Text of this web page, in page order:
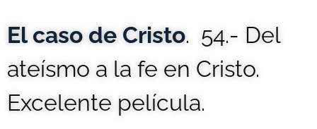
El caso de Cristo. 54.- Del
ateísmo a la fe en Cristo.
Excelente película.